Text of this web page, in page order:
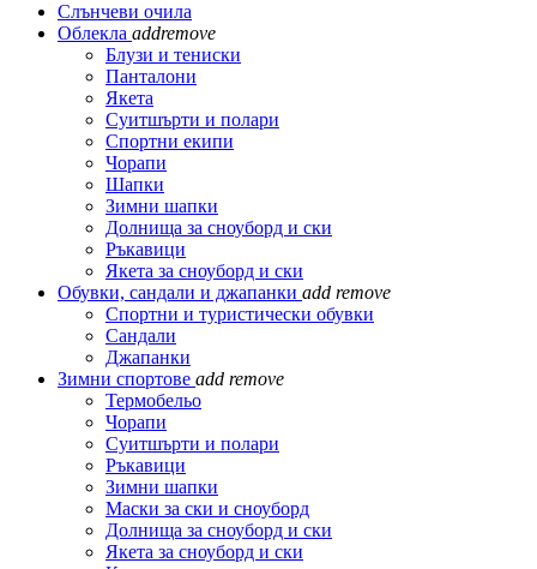
Слънчеви очила
Облекла addremove
Блузи и тениски
Панталони
Якета
Суитшърти и полари
Спортни екипи
Чорапи
Шапки
Зимни шапки
Долнища за сноуборд и ски
Ръкавици
Якета за сноуборд и ски
Обувки, сандали и джапанки add remove
Спортни и туристически обувки
Сандали
Джапанки
Зимни спортове add remove
Термобельо
Чорапи
Суитшърти и полари
Ръкавици
Зимни шапки
Маски за ски и сноуборд
Долнища за сноуборд и ски
Якета за сноуборд и ски